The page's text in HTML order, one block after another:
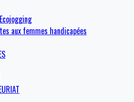
aux femmes handicapées